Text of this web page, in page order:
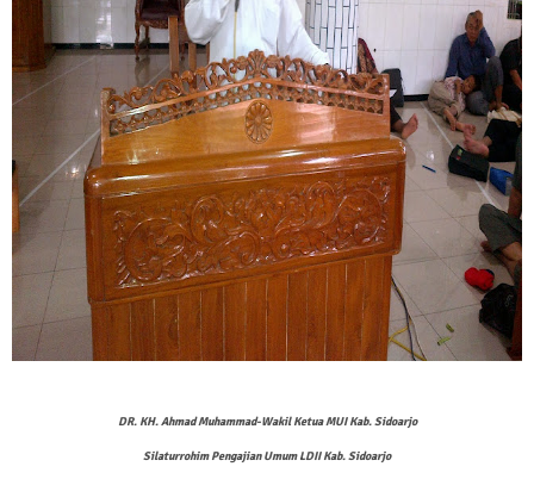
DR. KH. Ahmad Muhammad-Wakil Ketua MUI Kab. Sidoarjo
Silaturrohim Pengajian Umum LDII Kab. Sidoarjo